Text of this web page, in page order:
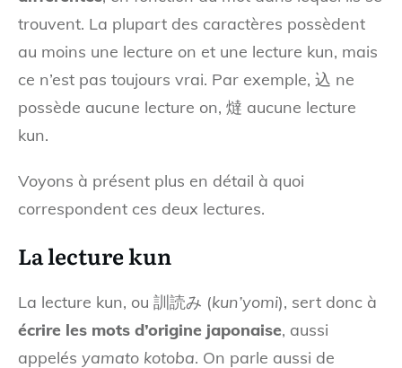
trouvent. La plupart des caractères possèdent
au moins une lecture on et une lecture kun, mais
ce n’est pas toujours vrai. Par exemple, 込 ne
possède aucune lecture on, 燵 aucune lecture
kun.
Voyons à présent plus en détail à quoi
correspondent ces deux lectures.
La lecture kun
La lecture kun, ou 訓読み (kun’yomi), sert donc à
écrire les mots d’origine japonaise, aussi
appelés yamato kotoba. On parle aussi de